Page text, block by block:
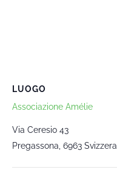
LUOGO
Associazione Amélie
Via Ceresio 43
Pregassona 6963 Svizzera